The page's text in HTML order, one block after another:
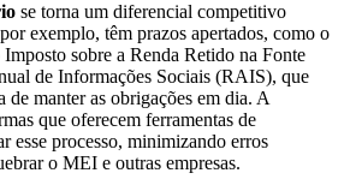
se torna um diferencial competitivo
exemplo, têm prazos apertados, como o
sobre a Renda Retido na Fonte
de Informações Sociais (RAIS), que
de manter as obrigações em dia. A
que oferecem ferramentas de
esse processo, minimizando erros
o MEI e outras empresas.